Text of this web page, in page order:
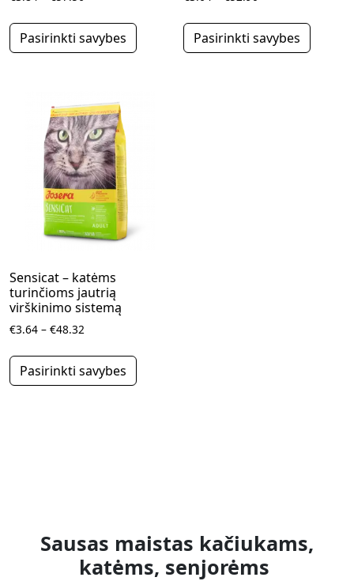
Pasirinkti savybes
This product has multiple
Pasirinkti savybes
Sensicat – katėms
turinčioms jautrią
virškinimo sistemą
€3.64 – €48.32
Pasirinkti savybes
Sausas maistas kačiukams,
katėms, senjorėms